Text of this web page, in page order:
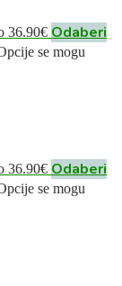
36.90€ Odaberi
se mogu
36.90€ Odaberi
se mogu